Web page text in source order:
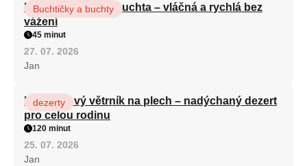
Hrnková maková buchta – vláčná a rychlá bez
vážení
Buchtičky a buchty
45 minut
27. 07. 2026
Jan
Karamelový větrník na plech – nadýchaný dezert
pro celou rodinu
dezerty
120 minut
25. 07. 2026
Jan